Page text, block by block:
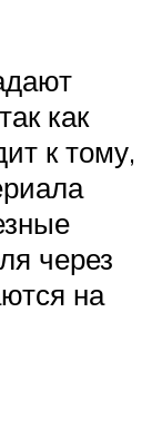
как
к тому,
через
на